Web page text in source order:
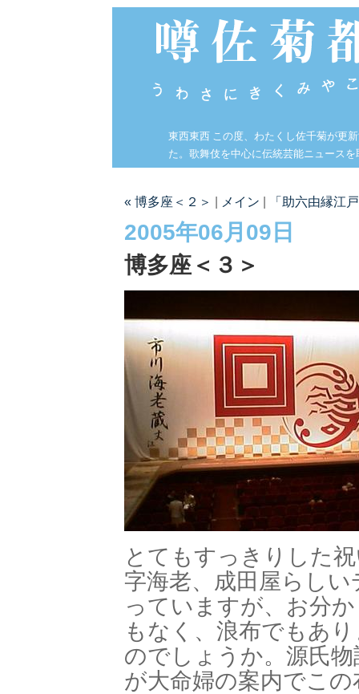
東西東西 この度、わたくし佐千菊が更
た。歌舞伎を中心に伝統芸能ニュース
« 博多座＜２＞ メイン 「助六由縁江
2005年06月09日
博多座＜３＞
とてもすっきりした
字海老、成田屋らし
っていますが、お分
もなく、浪布でもあ
のでしょうか。源氏
が大命婦の案内でこ